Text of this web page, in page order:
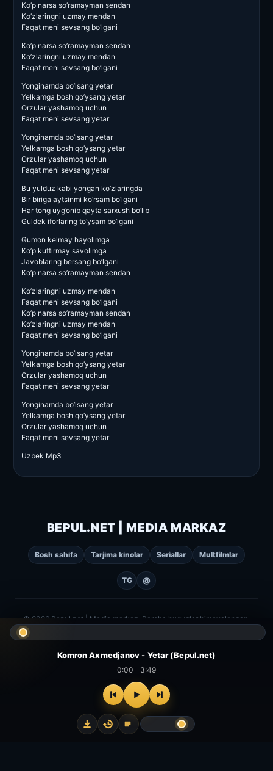
Ko’p narsa so’ramayman sendan
Ko’zlaringni uzmay mendan
Faqat meni sevsang bo’lgani
Ko’p narsa so’ramayman sendan
Ko’zlaringni uzmay mendan
Faqat meni sevsang bo’lgani
Yonginamda bo’lsang yetar
Yelkamga bosh qo’ysang yetar
Orzular yashamoq uchun
Faqat meni sevsang yetar
Yonginamda bo’lsang yetar
Yelkamga bosh qo’ysang yetar
Orzular yashamoq uchun
Faqat meni sevsang yetar
Bu yulduz kabi yongan ko’zlaringda
Bir biriga aytsinmi ko’rsam bo’lgani
Har tong uyg’onib qayta sarxush bo’lib
Guldek iforlaring to’ysam bo’lgani
Gumon kelmay hayolimga
Ko’p kuttirmay savolimga
Javoblaring bersang bo’lgani
Ko’p narsa so’ramayman sendan
Ko’zlaringni uzmay mendan
Faqat meni sevsang bo’lgani
Ko’p narsa so’ramayman sendan
Ko’zlaringni uzmay mendan
Faqat meni sevsang bo’lgani
Yonginamda bo’lsang yetar
Yelkamga bosh qo’ysang yetar
Orzular yashamoq uchun
Faqat meni sevsang yetar
Yonginamda bo’lsang yetar
Yelkamga bosh qo’ysang yetar
Orzular yashamoq uchun
Faqat meni sevsang yetar
Uzbek Mp3
BEPUL.NET | MEDIA MARKAZ
Bosh sahifa Tarjima kinolar Seriallar Multfilmlar
TG @
© 2026 Bepul.net | Media markaz. Barcha huquqlar himoyalangan.
▻
Kinolar
▣
Serial
Komron Axmedjanov - Yetar (Bepul.net)
0:00 3:49